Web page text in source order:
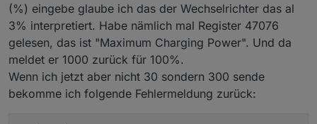
(%) eingebe glaube ich das der Wechselrichter das al
3% interpretiert. Habe nämlich mal Register 47076
gelesen, das ist "Maximum Charging Power". Und da
meldet er 1000 zurück für 100%.
Wenn ich jetzt aber nicht 30 sondern 300 sende
bekomme ich folgende Fehlermeldung zurück: